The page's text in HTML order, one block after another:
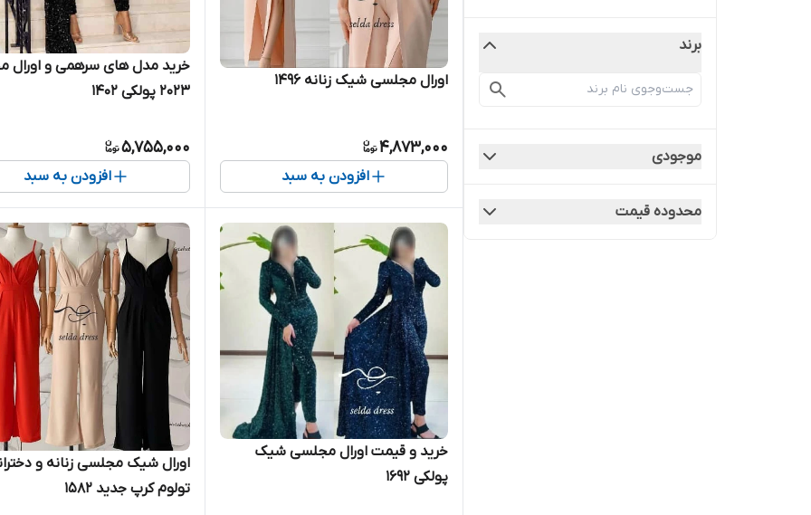
برند
موجودی
محدوده قیمت
اورال مجلسی شیک زنانه ۱۴۹۶
4,873,000
افزودن به سبد
خرید مدل های سرهمی و اورال
۲۰۲۳ پولکی ۱۴۰۲
5,755,000
افزودن به سبد
خرید و قیمت اورال مجلسی شیک
پولکی ۱۶۹۲
اورال شیک مجلسی زنانه و
تولوم کرپ جدید ۱۵۸۲